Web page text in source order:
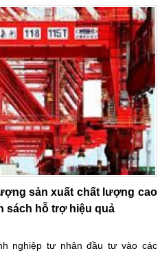
sản xuất chất lượng cao
sách hỗ trợ hiệu quả
nghiệp tư nhân đầu tư vào các